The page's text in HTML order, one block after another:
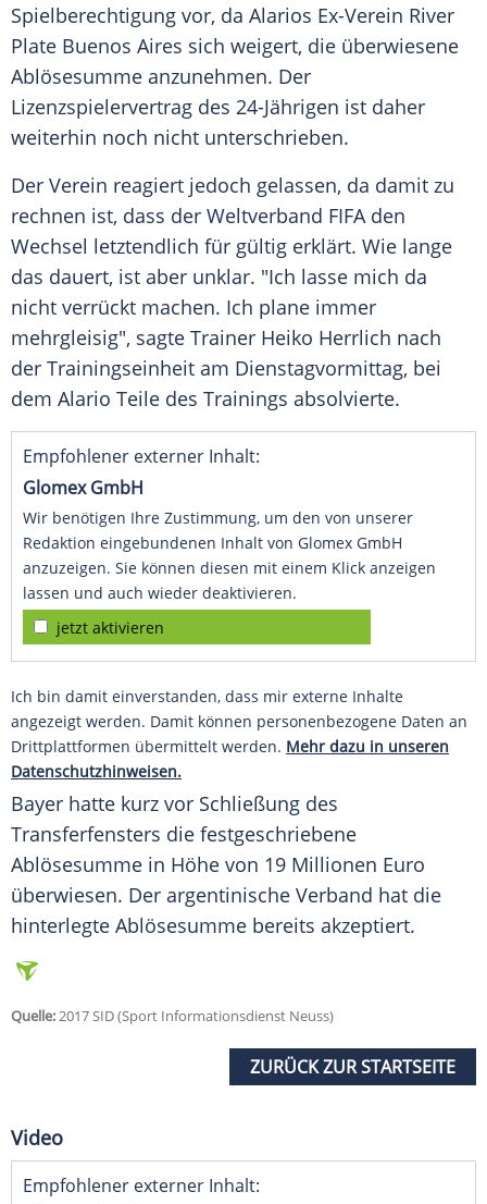
Spielberechtigung vor, da Alarios Ex-Verein River
Plate Buenos Aires sich weigert, die überwiesene
Ablösesumme anzunehmen. Der
Lizenzspielervertrag des 24-Jährigen ist daher
weiterhin noch nicht unterschrieben.
Der Verein reagiert jedoch gelassen, da damit zu
rechnen ist, dass der Weltverband FIFAden
Wechsel letztendlich für gültig erklärt. Wie lange
das dauert, ist aber unklar. "Ich lasse mich da
nicht verrückt machen. Ich plane immer
mehrgleisig", sagte Trainer Heiko Herrlich nach
der Trainingseinheit am Dienstagvormittag, bei
dem Alario Teile des Trainings absolvierte.
Empfohlener externer Inhalt:
Glomex GmbH
Wir benötigen Ihre Zustimmung, um den von unserer
Redaktion eingebundenen Inhalt von Glomex GmbH
anzuzeigen. Sie können diesen mit einem Klick anzeigen
lassen und auch wieder deaktivieren.
jetzt aktivieren
Ich bin damit einverstanden, dass mir externe Inhalte
angezeigt werden. Damit können personenbezogene Daten an
Drittplattformen übermittelt werden. Mehr dazu in unseren
Datenschutzhinweisen.
Bayer hatte kurz vor Schließung des
Transferfensters die festgeschriebene
Ablösesumme in Höhe von 19 Millionen Euro
überwiesen. Der argentinische Verband hat die
hinterlegte Ablösesumme bereits akzeptiert.
Quelle:2017 SID (Sport Informationsdienst Neuss)
ZURÜCK ZUR STARTSEITE
Video
Empfohlener externer Inhalt: